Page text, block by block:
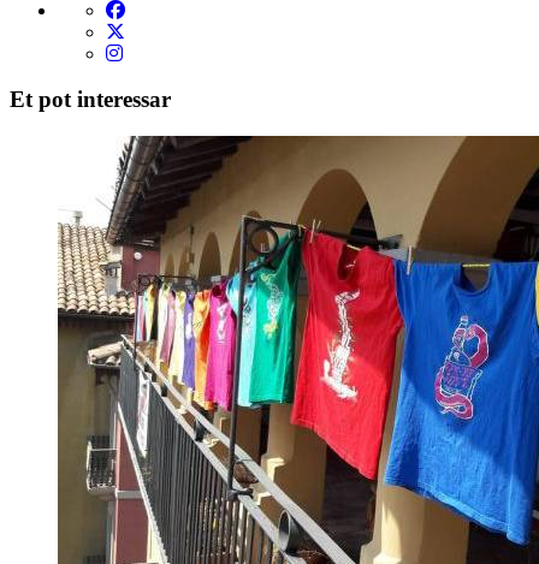
Et pot interessar